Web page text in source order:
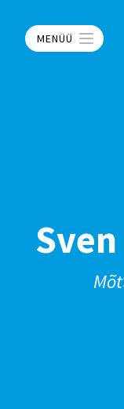
MENÜÜ